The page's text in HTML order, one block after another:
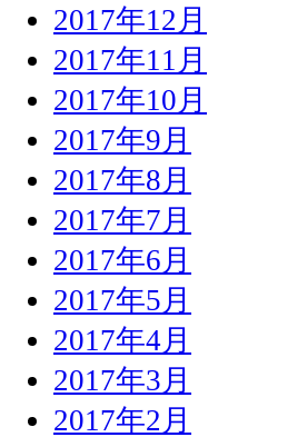
2017年12月
2017年11月
2017年10月
2017年9月
2017年8月
2017年7月
2017年6月
2017年5月
2017年4月
2017年3月
2017年2月